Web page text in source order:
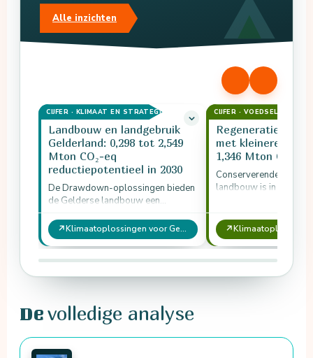
Alle inzichten
CIJFER · KLIMAAT EN STRATEGIE
Landbouw en landgebruik
Gelderland: 0,298 tot 2,549
Mton CO₂-eq
reductiepotentieel in 2030
De Drawdown-oplossingen bieden
de Gelderse landbouw een
2,549 Mton CO₂-eq in 2030.
↗ Klimaatoplossingen voor Gelderland: actieplan per sector
CIJFER · VOEDSEL EN
Regeneratieve
met kleinere
1,346 Mton CO₂-
Conserverende en
landbouw is in
CO₂-eq per jaar in…
↗
De volledige analyse